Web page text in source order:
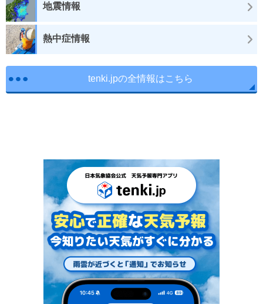
地震情報
熱中症情報
tenki.jpの全情報はこちら